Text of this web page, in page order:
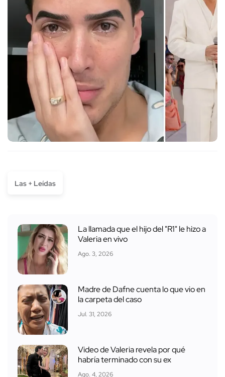
Las + Leídas
La llamada que el hijo del "R1" le hizo a
Valeria en vivo
Ago. 3, 2026
Madre de Dafne cuenta lo que vio en
la carpeta del caso
Jul. 31, 2026
Video de Valeria revela por qué
habría terminado con su ex
Ago. 4, 2026